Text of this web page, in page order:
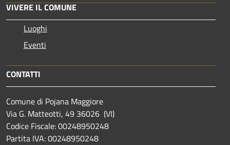
VIVERE IL COMUNE
Luoghi
Eventi
CONTATTI
Comune di Pojana Maggiore
Via G. Matteotti, 49 36026 (VI)
Codice Fiscale: 00248950248
Partita IVA: 00248950248